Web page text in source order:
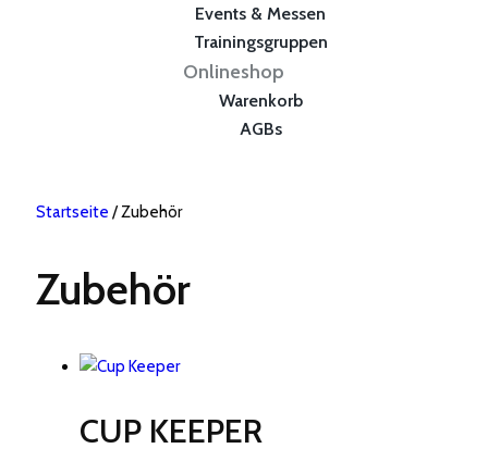
Events & Messen
Trainingsgruppen
Onlineshop
Warenkorb
AGBs
Startseite / Zubehör
Zubehör
CUP KEEPER